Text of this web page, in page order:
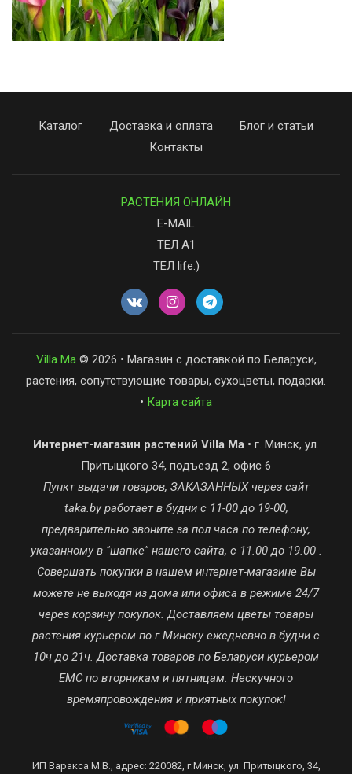
Каталог Доставка и оплата
Блог и статьи
Контакты
РАСТЕНИЯ ОНЛАЙН
E-MAIL
ТЕЛ А1
ТЕЛ life:)
Villa Ma © 2026 • Магазин с доставкой по Беларуси,
растения, сопутствующие товары, сухоцветы, подарки.
• Карта сайта
Интернет-магазин растений Villa Ma • г. Минск, ул.
Притыцкого 34, подъезд 2, офис 6
Пункт выдачи товаров, ЗАКАЗАННЫХ через сайт
taka.by работает в будни с 11-00 до 19-00,
предварительно звоните за пол часа по телефону,
указанному в "шапке" нашего сайта, с 11.00 до 19.00 .
Совершать покупки в нашем интернет-магазине Вы
можете не выходя из дома или офиса в режиме 24/7
через корзину покупок. Доставляем цветы товары
растения курьером по г.Минску ежедневно в будни с
10ч до 21ч. Доставка товаров по Беларуси курьером
ЕМС по вторникам и пятницам. Нескучного
времяпровождения и приятных покупок!
ИП Варакса М.В., адрес: 220082, г.Минск, ул. Притыцкого, 34,